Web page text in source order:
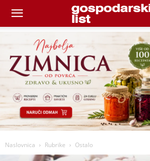
Naslovnica Rubrike Ostalo